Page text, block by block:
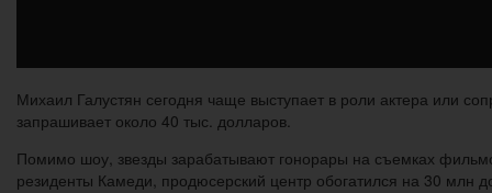
Михаил Галустян сегодня чаще выступает в роли актера или
запрашивает около 40 тыс. долларов.
Помимо шоу, звезды зарабатывают гонорары на съемках
резиденты Камеди, продюсерский центр обогатился на 30 млн